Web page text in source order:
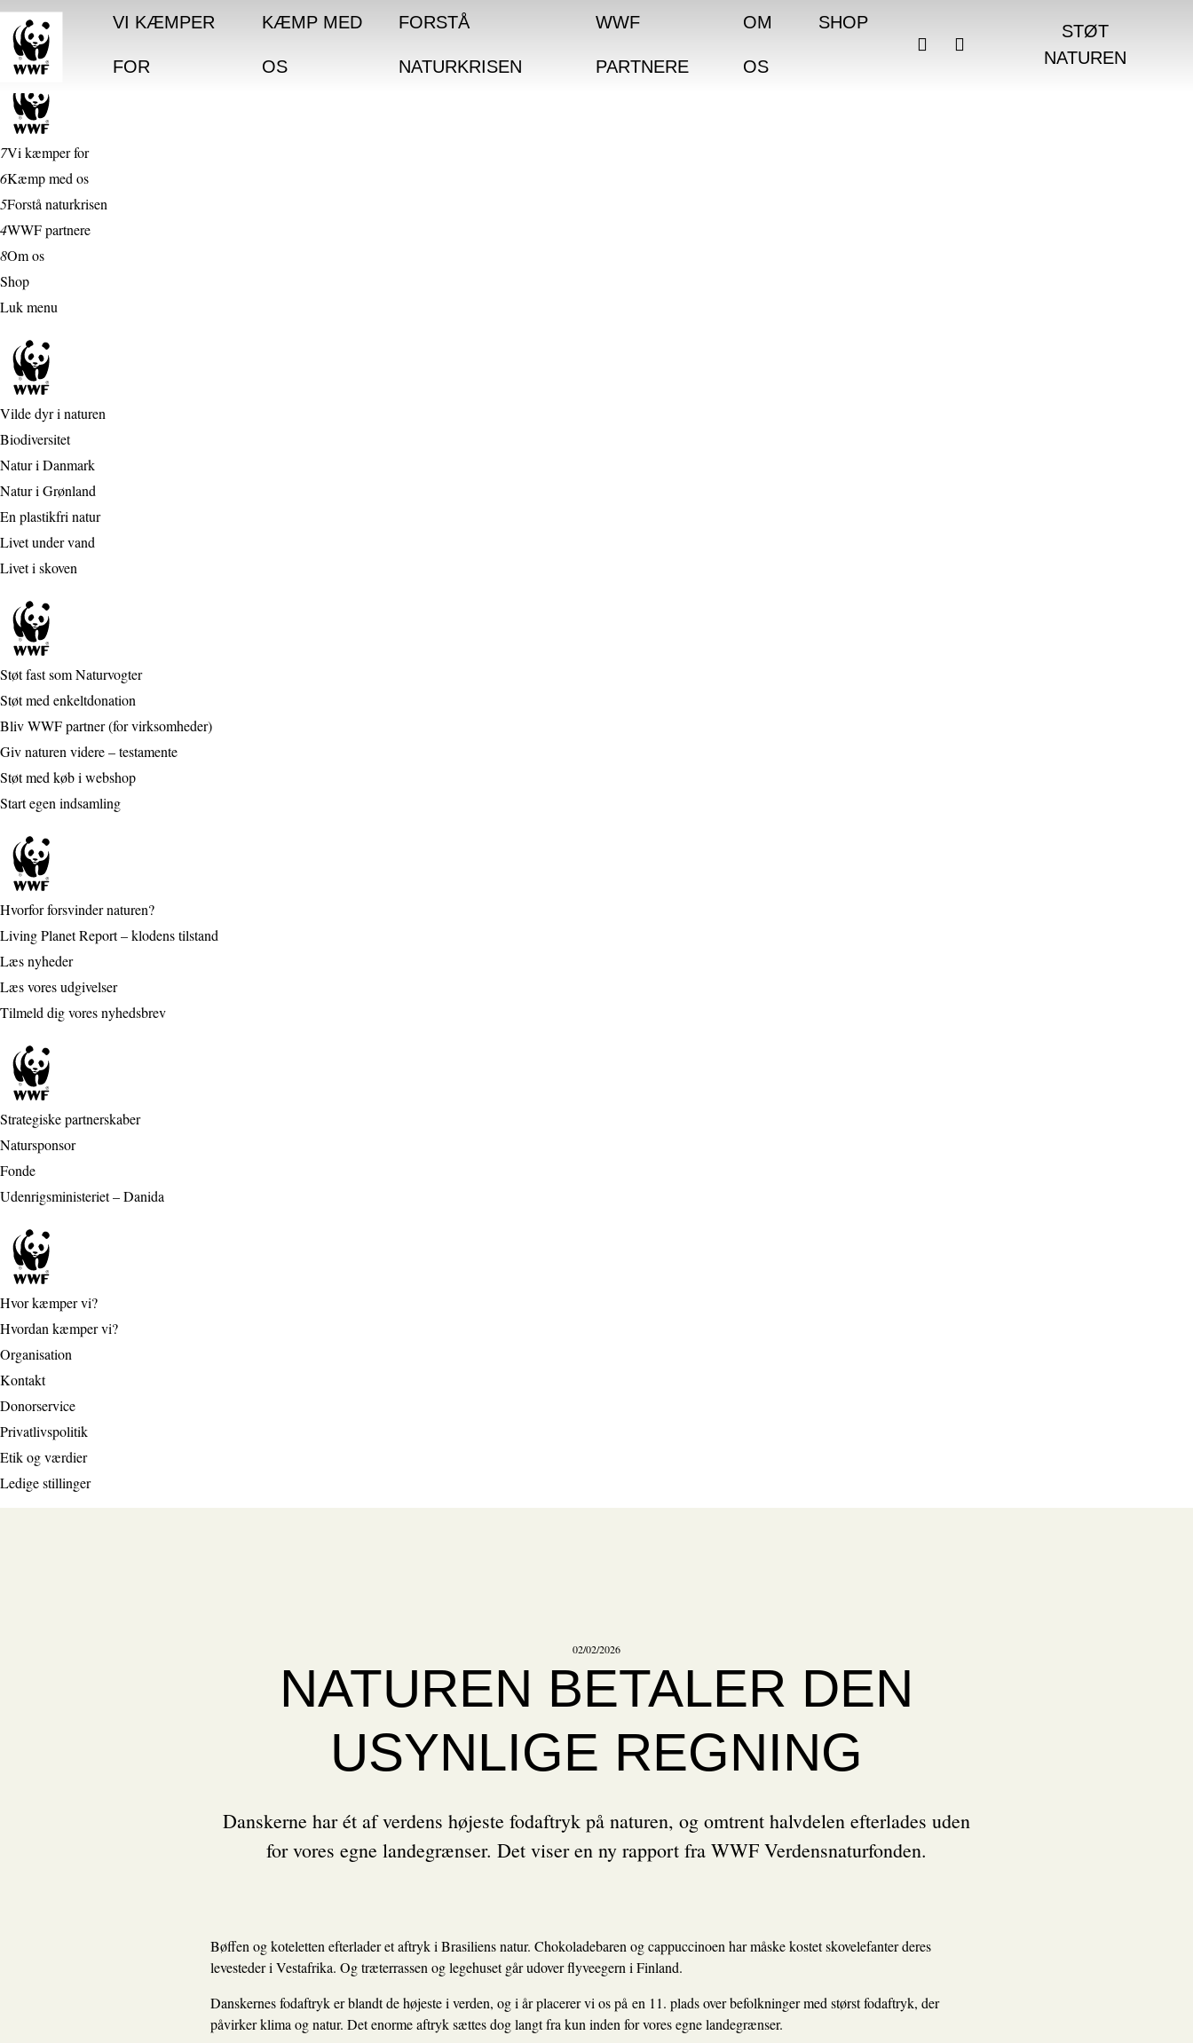
7Vi kæmper for
6Kæmp med os
5Forstå naturkrisen
4WWF partnere
8Om os
Shop
Luk menu
Vilde dyr i naturen
Biodiversitet
Natur i Danmark
Natur i Grønland
En plastikfri natur
Livet under vand
Livet i skoven
Støt fast som Naturvogter
Støt med enkeltdonation
Bliv WWF partner (for virksomheder)
Giv naturen videre – testamente
Støt med køb i webshop
Start egen indsamling
Hvorfor forsvinder naturen?
Living Planet Report – klodens tilstand
Læs nyheder
Læs vores udgivelser
Tilmeld dig vores nyhedsbrev
Strategiske partnerskaber
Natursponsor
Fonde
Udenrigsministeriet – Danida
Hvor kæmper vi?
Hvordan kæmper vi?
Organisation
Kontakt
Donorservice
Privatlivspolitik
Etik og værdier
Ledige stillinger
VI KÆMPER
FOR
KÆMP MED
OS
FORSTÅ
NATURKRISEN
WWF
PARTNERE
OM
OS
SHOP
STØT
NATUREN
02/02/2026
NATUREN BETALER DEN
USYNLIGE REGNING
Danskerne har ét af verdens højeste fodaftryk på naturen, og omtrent halvdelen efterlades uden
for vores egne landegrænser. Det viser en ny rapport fra WWF Verdensnaturfonden.
Bøffen og koteletten efterlader et aftryk i Brasiliens natur. Chokoladebaren og cappuccinoen har måske kostet skovelefanter deres
levesteder i Vestafrika. Og træterrassen og legehuset går udover flyveegern i Finland.
Danskernes fodaftryk er blandt de højeste i verden, og i år placerer vi os på en 11. plads over befolkninger med størst fodaftryk, der
påvirker klima og natur. Det enorme aftryk sættes dog langt fra kun inden for vores egne landegrænser.